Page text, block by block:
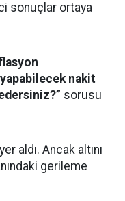
sonuçlar ortaya
yapabilecek nakit
sorusu
aldı. Ancak altını
gerileme